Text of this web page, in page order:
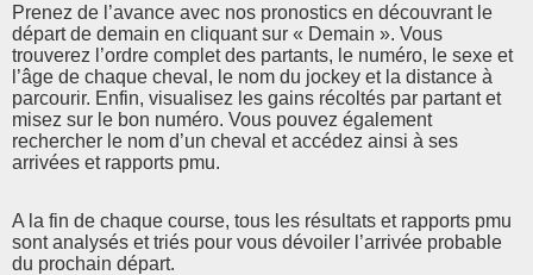
Prenez de l’avance avec nos pronostics en découvrant le
départ de demain en cliquant sur « Demain ». Vous
trouverez l’ordre complet des partants, le numéro, le sexe et
l’âge de chaque cheval, le nom du jockey et la distance à
parcourir. Enfin, visualisez les gains récoltés par partant et
misez sur le bon numéro. Vous pouvez également
rechercher le nom d’un cheval et accédez ainsi à ses
arrivées et rapports pmu.
A la fin de chaque course, tous les résultats et rapports pmu
sont analysés et triés pour vous dévoiler l’arrivée probable
du prochain départ.